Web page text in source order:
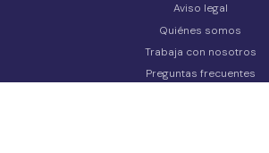
Aviso legal
Quiénes somos
Trabaja con nosotros
Preguntas frecuentes